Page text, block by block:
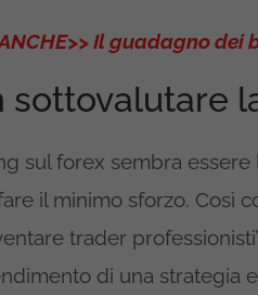
ANCHE>> Il guadagno
sottovalutare
sul forex sembra
il minimo sforzo. Così
trader
di una strategia